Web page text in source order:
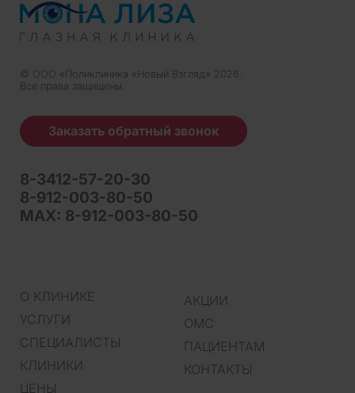
© ООО «Поликлиника «Новый Взгляд» 2026.
Все права защищены.
Заказать обратный звонок
8-3412-57-20-30
8-912-003-80-50
MAX: 8-912-003-80-50
О КЛИНИКЕ
УСЛУГИ
СПЕЦИАЛИСТЫ
КЛИНИКИ
ЦЕНЫ
АКЦИИ
ОМС
ПАЦИЕНТАМ
КОНТАКТЫ